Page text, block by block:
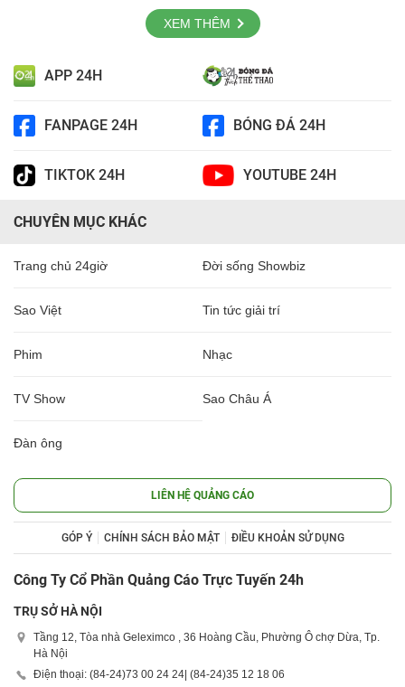
XEM THÊM
APP 24H
FANPAGE 24H BÓNG ĐÁ 24H
TIKTOK 24H YOUTUBE 24H
CHUYÊN MỤC KHÁC
Trang chủ 24giờ Đời sống Showbiz
Sao Việt Tin tức giải trí
Phim Nhạc
TV Show Sao Châu Á
Đàn ông
LIÊN HỆ QUẢNG CÁO
GÓP Ý CHÍNH SÁCH BẢO MẬT ĐIỀU KHOẢN SỬ DỤNG
Công Ty Cổ Phần Quảng Cáo Trực Tuyến 24h
TRỤ SỞ HÀ NỘI
Tầng 12, Tòa nhà Geleximco , 36 Hoàng Cầu, Phường Ô chợ Dừa, Tp.
Hà Nội
Điện thoại: (84-24)73 00 24 24| (84-24)35 12 18 06